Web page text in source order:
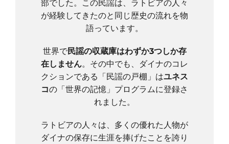
部でした。この民謡は、ラトビアの人々
が経験してきたのと同じ歴史の流れを物
語っています。
世界で民謡の収蔵庫はわずか3つしか存
在しません。その中でも、ダイナのコレ
クションである「民謡の戸棚」はユネス
コの「世界の記憶」プログラムに登録さ
れました。
ラトビアの人々は、多くの優れた人物が
ダイナの保存に生涯を捧げたことを誇り